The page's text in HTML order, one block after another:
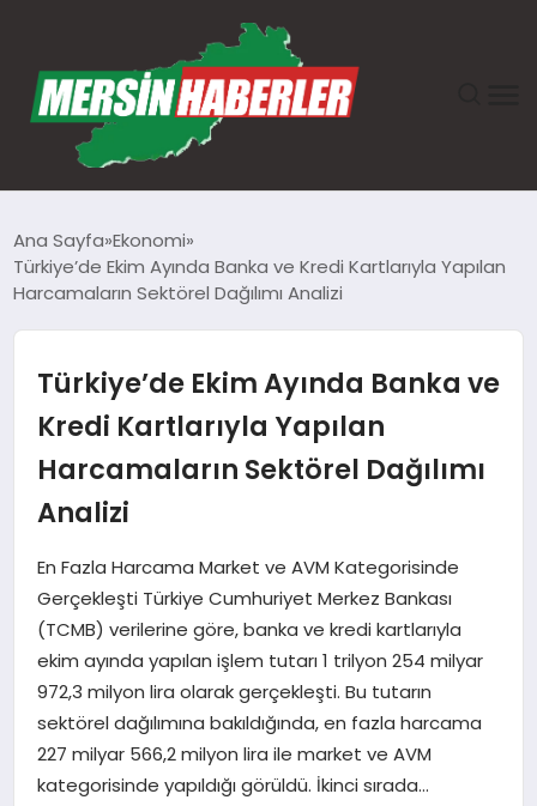
GÜNDEM
TEKNOLOJI
YAŞAM
EĞITIM
Ana Sayfa Ekonomi
Türkiye’de Ekim Ayında Banka ve Kredi Kartlarıyla Yapılan
Harcamaların Sektörel Dağılımı Analizi
Türkiye’de Ekim Ayında Banka ve
Kredi Kartlarıyla Yapılan
Harcamaların Sektörel Dağılımı
Analizi
En Fazla Harcama Market ve AVM Kategorisinde
Gerçekleşti Türkiye Cumhuriyet Merkez Bankası
(TCMB) verilerine göre, banka ve kredi kartlarıyla
ekim ayında yapılan işlem tutarı 1 trilyon 254 milyar
972,3 milyon lira olarak gerçekleşti. Bu tutarın
sektörel dağılımına bakıldığında, en fazla harcama
227 milyar 566,2 milyon lira ile market ve AVM
kategorisinde yapıldığı görüldü. İkinci sırada…